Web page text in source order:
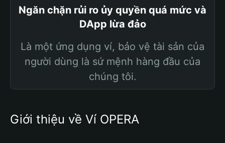
Ngăn chặn rủi ro ủy quyền quá mức và
DApp lừa đảo
Là một ứng dụng ví, bảo vệ tài sản của
người dùng là sứ mệnh hàng đầu của
chúng tôi.
Giới thiệu về Ví OPERA